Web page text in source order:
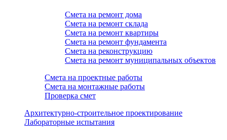
Смета на ремонт дома
Смета на ремонт склада
Смета на ремонт квартиры
Смета на ремонт фундамента
Смета на реконструкцию
Смета на ремонт муниципальных объектов
Смета на проектные работы
Смета на монтажные работы
Проверка смет
Архитектурно-строительное проектирование
Лабораторные испытания